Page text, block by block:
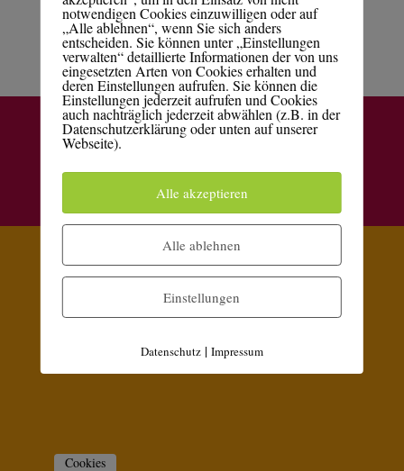
Kontakt Datenschutzerklärung Impressum
Elegant Themes| Powered by
Cookies
notwendigen Cookies einzuwilligen oder auf
„Alle ablehnen“, wenn Sie sich anders
entscheiden. Sie können unter „Einstellungen
verwalten“ detaillierte Informationen der von uns
eingesetzten Arten von Cookies erhalten und
deren Einstellungen aufrufen. Sie können die
Einstellungen jederzeit aufrufen und Cookies
auch nachträglich jederzeit abwählen (z.B. in der
Datenschutzerklärung oder unten auf unserer
Webseite).
Alle akzeptieren
Alle ablehnen
Einstellungen
Datenschutz| Impressum